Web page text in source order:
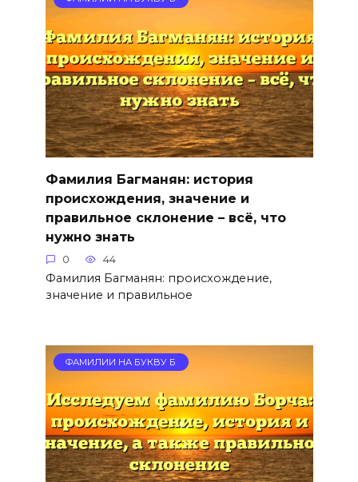
Фамилия Багманян: история
происхождения, значение и
правильное склонение – всё, что
нужно знать
0 44
Фамилия Багманян: происхождение,
значение и правильное
ФАМИЛИИ НА БУКВУ Б